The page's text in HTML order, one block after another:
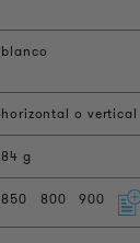
blanco
horizontal o vertical
84 g
850 800 900